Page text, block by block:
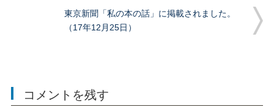
東京新聞「私の本の話」に掲載されました。
（17年12月25日）
コメントを残す